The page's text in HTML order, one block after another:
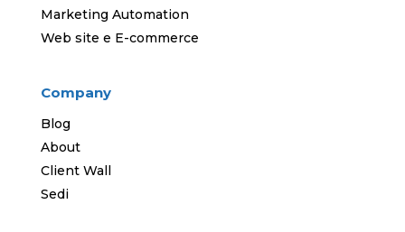
Marketing Automation
Web site e E-commerce
Company
Blog
About
Client Wall
Sedi